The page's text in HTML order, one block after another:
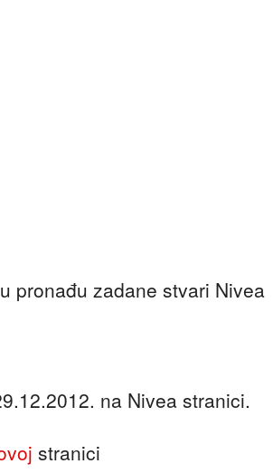
pronađu zadane stvari Nivea
na Nivea stranici.
stranici